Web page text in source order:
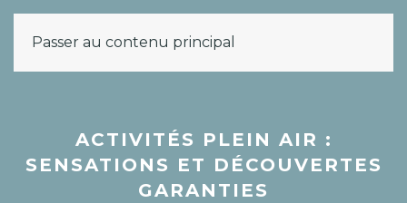
Passer au contenu principal
ACTIVITÉS PLEIN AIR :
SENSATIONS ET DÉCOUVERTES
GARANTIES